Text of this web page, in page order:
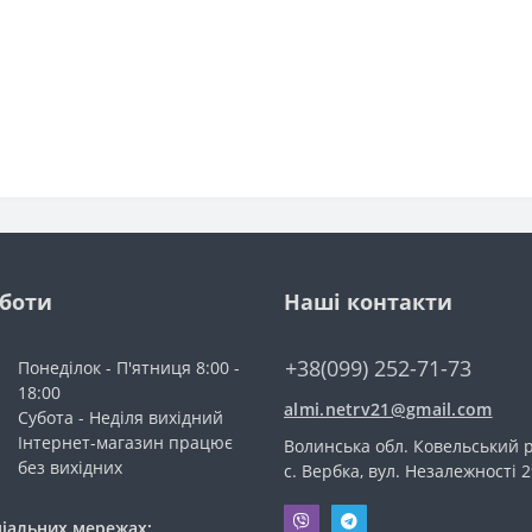
Понеділок - П'ятниця 8:00 -
18:00
Субота - Неділя вихідний
Інтернет-магазин працює
без вихідних
Наші контакти
+38(099) 252-71-73
almi.netrv21@gmail.com
Волинська обл. Ковельський
с. Вербка, вул. Незалежності